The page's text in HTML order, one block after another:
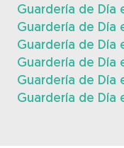
Guardería de Día
Guardería de Día
Guardería de Día
Guardería de Día
Guardería de Día
Guardería de Día